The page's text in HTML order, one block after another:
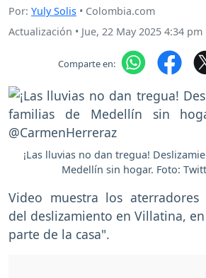
Por: Yuly Solis • Colombia.com
Actualización • Jue, 22 May 2025 4:34 pm
Comparte en:
¡Las lluvias no dan tregua!
Medellín sin hogar. Foto:
Video muestra los aterradores
del deslizamiento en Villatina,
parte de la casa".